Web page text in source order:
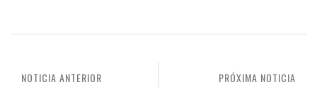
PRÓXIMA NOTICIA
NOTICIA ANTERIOR